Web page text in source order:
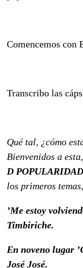
Comencemos con
Transcribo las
Qué tal, ¿cómo
Bienvenidos a
D
los primeros
’Me estoy
Timbiriche.
En noveno lugar
José José.